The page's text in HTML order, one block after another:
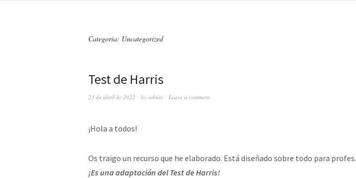
Categoría: Uncategorized
Test de Harris
23 de abril de 2022 by admin Leave a comment
¡Hola a todos!
Os traigo un recurso que he elaborado. Está diseñado sobre todo para profes.
¡Es una adaptación del Test de Harris!